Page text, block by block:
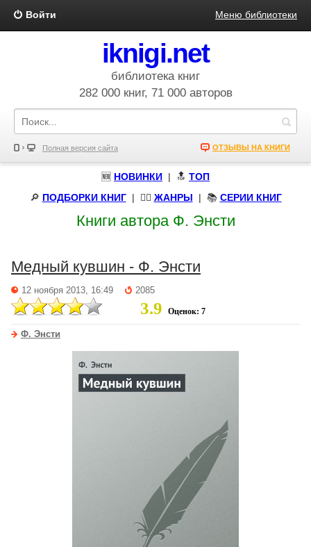
Войти Меню библиотеки
iknigi.net
библиотека книг
282 000 книг, 71 000 авторов
Полная версия сайта ОТЗЫВЫ НА КНИГИ
🆕 НОВИНКИ | 🔝 ТОП
🔎 ПОДБОРКИ КНИГ| 🧝‍♀️ ЖАНРЫ | 📚 СЕРИИ КНИГ
Книги автора Ф. Энсти
Медный кувшин - Ф. Энсти
12 ноября 2013, 16:49 2085
3.9 Оценок: 7
Ф. Энсти